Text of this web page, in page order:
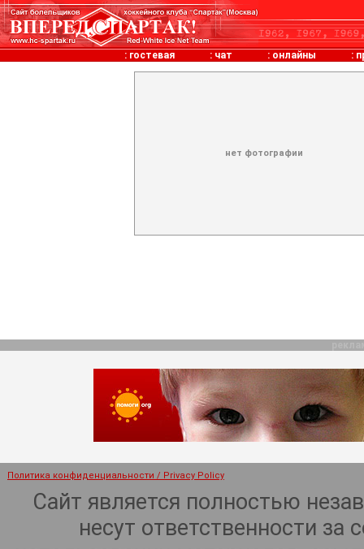
: гостевая : чат : онлайны :
нет фотографии
Политика конфиденциальности / Privacy Policy
Сайт является полностью
несут ответственности